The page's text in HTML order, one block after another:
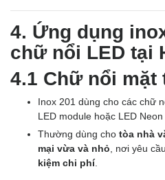
4. Ứng dụng
chữ nổi LED tại
4.1 Chữ nổi mặt
Inox 201 dùng cho các chữ
LED module hoặc LED Neon
Thường dùng cho tòa nhà
mại vừa và nhỏ , nơi yêu cầu
kiệm chi phí.